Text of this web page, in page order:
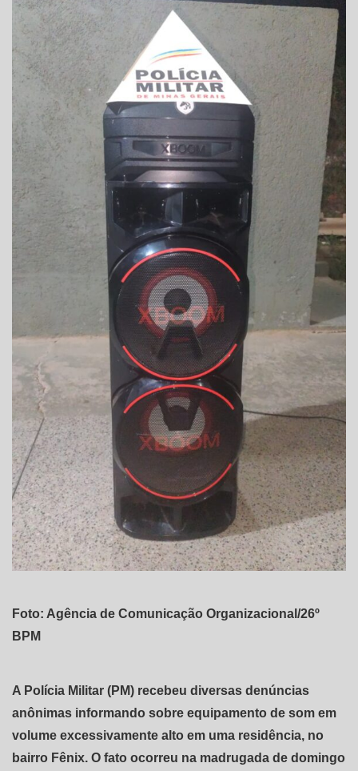
Foto: Agência de Comunicação Organizacional/26º
BPM
A Polícia Militar (PM) recebeu diversas denúncias
anônimas informando sobre equipamento de som em
volume excessivamente alto em uma residência, no
bairro Fênix. O fato ocorreu na madrugada de domingo